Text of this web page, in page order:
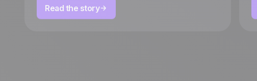
Read the story